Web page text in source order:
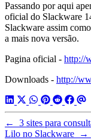
Passando por aqui
oficial do Slackware
Slackware assim
a mais nova versão.
Pagina oficial - http://
Downloads - http://
← 3 sites para
Lilo no Slackware
→